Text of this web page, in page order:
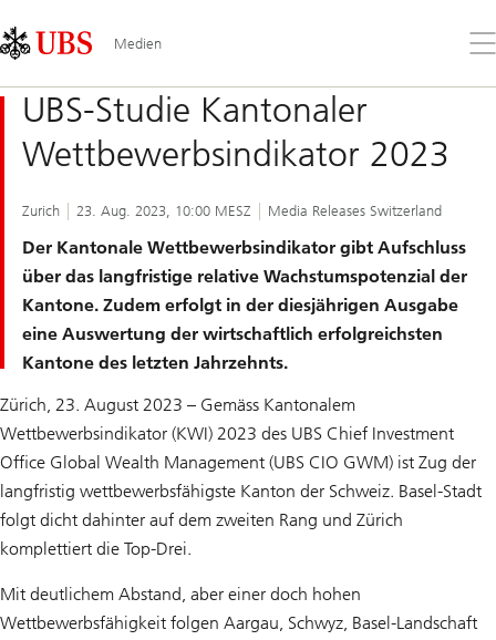
Links
Area
Medien
Sie
UBS-Studie Kantonaler
Wettbewerbsindikator 2023
Zurich 23. Aug. 2023, 10:00 MESZ Media Releases Switzerland
Der Kantonale Wettbewerbsindikator gibt Aufschluss
über das langfristige relative Wachstumspotenzial der
Kantone. Zudem erfolgt in der diesjährigen Ausgabe
eine Auswertung der wirtschaftlich erfolgreichsten
Kantone des letzten Jahrzehnts.
Zürich, 23. August 2023 – Gemäss Kantonalem
Wettbewerbsindikator (KWI) 2023 des UBS Chief Investment
Office Global Wealth Management (UBS CIO GWM) ist Zug der
langfristig wettbewerbsfähigste Kanton der Schweiz. Basel-Stadt
folgt dicht dahinter auf dem zweiten Rang und Zürich
komplettiert die Top-Drei.
Mit deutlichem Abstand, aber einer doch hohen
Wettbewerbsfähigkeit folgen Aargau, Schwyz, Basel-Landschaft